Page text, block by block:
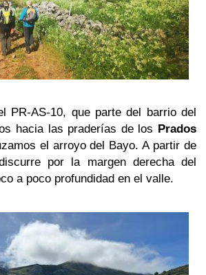
PR-AS-10, que parte del barrio del
hacia las praderías de los Prados
el arroyo del Bayo. A partir de
por la margen derecha del
a poco profundidad en el valle.